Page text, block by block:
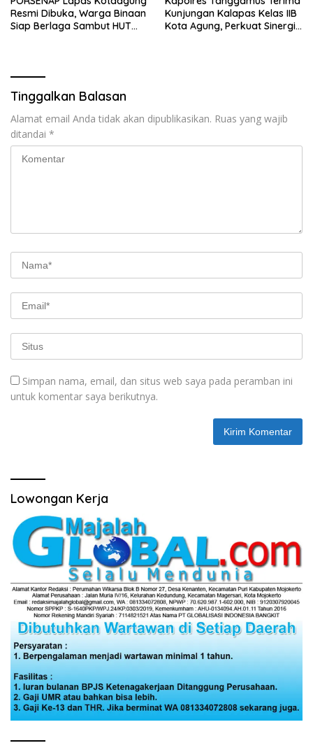
Resmi Dibuka, Warga Binaan
Siap Berlaga Sambut HUT
Kunjungan Kalapas Kelas IIB
Kota Agung, Perkuat Sinergi
Tinggalkan Balasan
Alamat email Anda tidak akan dipublikasikan. Ruas yang wajib
ditandai *
Simpan nama, email, dan situs web saya pada peramban ini
untuk komentar saya berikutnya.
Lowongan Kerja